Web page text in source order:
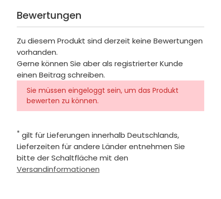
Bewertungen
Zu diesem Produkt sind derzeit keine Bewertungen
vorhanden.
Gerne können Sie aber als registrierter Kunde
einen Beitrag schreiben.
Sie müssen eingeloggt sein, um das Produkt
bewerten zu können.
* gilt für Lieferungen innerhalb Deutschlands,
Lieferzeiten für andere Länder entnehmen Sie
bitte der Schaltfläche mit den
Versandinformationen